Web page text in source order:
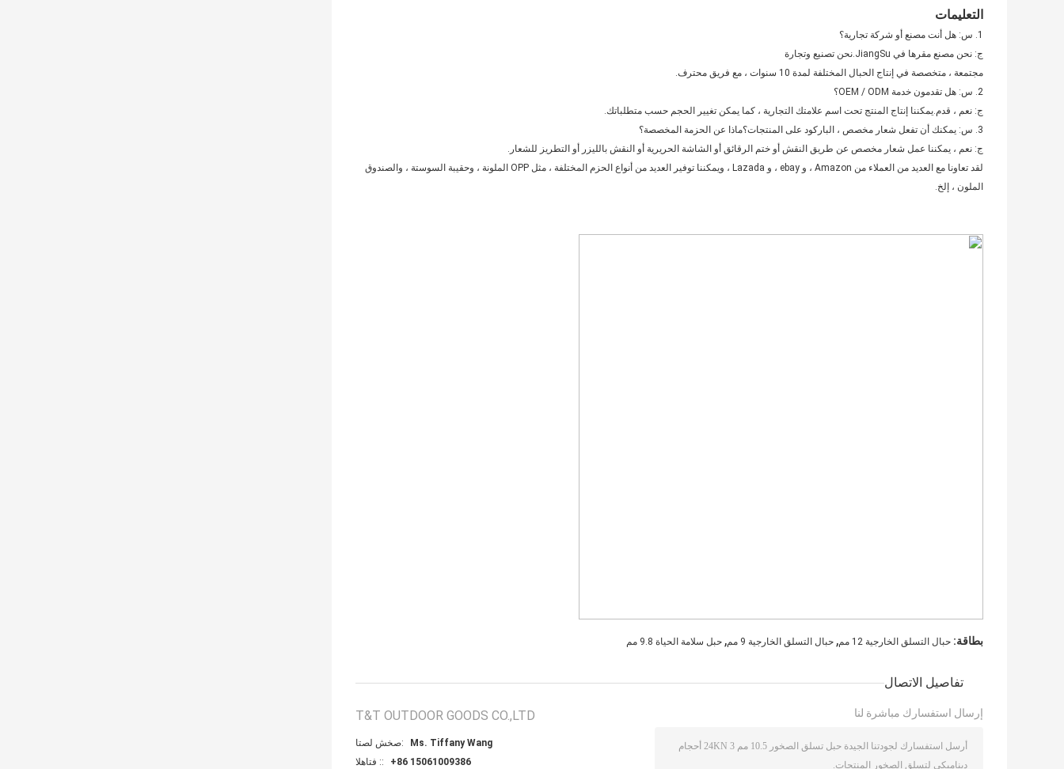
التعليمات
1. س: هل أنت مصنع أو شركة تجارية؟
ج: نحن مصنع مقرها في JiangSu.نحن تصنيع وتجارة
مجتمعة ، متخصصة في إنتاج الحبال المختلفة لمدة 10 سنوات ، مع فريق محترف.
2. س: هل تقدمون خدمة OEM / ODM؟
ج: نعم ، قدم.يمكننا إنتاج المنتج تحت اسم علامتك التجارية ، كما يمكن تغيير الحجم حسب متطلباتك.
3. س: يمكنك أن تفعل شعار مخصص ، الباركود على المنتجات؟ماذا عن الحزمة المخصصة؟
ج: نعم ، يمكننا عمل شعار مخصص عن طريق النقش أو ختم الرقائق أو الشاشة الحريرية أو النقش بالليزر أو التطريز للشعار.
لقد تعاونا مع العديد من العملاء من Amazon ، و ebay ، و Lazada ، ويمكننا توفير العديد من أنواع الحزم المختلفة ، مثل OPP الملونة ، وحقيبة السوستة ، والصندوق
الملون ، إلخ.
بطاقة: حبال التسلق الخارجية 12 مم , حبال التسلق الخارجية 9 مم , حبل سلامة الحياة 9.8 مم
تفاصيل الاتصال
T&T OUTDOOR GOODS CO.,LTD
اتصل شخص:
Ms. Tiffany Wang
الهاتف ::
+86 15061009386
إرسال استفسارك مباشرة لنا